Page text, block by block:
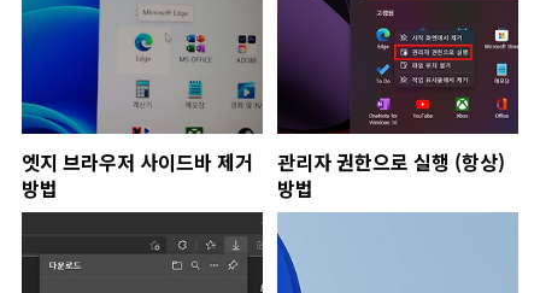
엣지 브라우저 사이드바 제거
방법
관리자 권한으로 실행 (항상)
방법